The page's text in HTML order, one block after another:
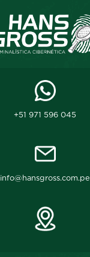
+51 971 596 045
info@hansgross.com.pe